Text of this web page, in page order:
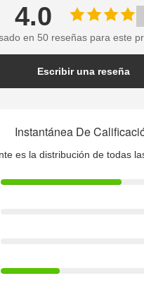
4.0
en 50 reseñas para este
Escribir una reseña
Instantánea De
es la distribución de todas